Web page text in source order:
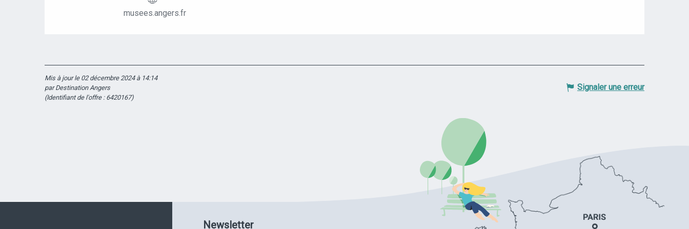
musees.angers.fr
Mis à jour le 02 décembre 2024 à 14:14
par Destination Angers
(Identifiant de l'offre : 6420167)
Signaler une erreur
Newsletter